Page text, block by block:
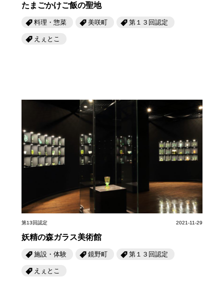
たまごかけご飯の聖地
料理・惣菜 美咲町 第１３回認定
えぇとこ
第13回認定 2021-11-29
妖精の森ガラス美術館
施設・体験 鏡野町 第１３回認定
えぇとこ